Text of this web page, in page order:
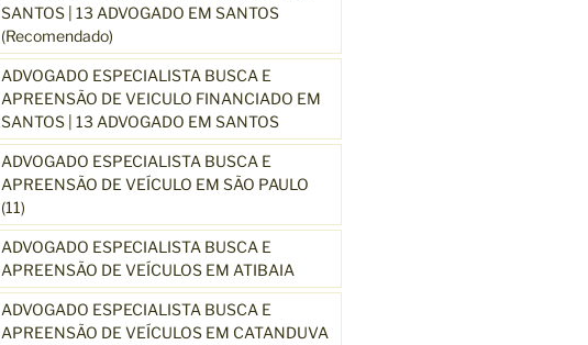
SANTOS | 13 ADVOGADO EM SANTOS
(Recomendado)
ADVOGADO ESPECIALISTA BUSCA E
APREENSÃO DE VEICULO FINANCIADO EM
SANTOS | 13 ADVOGADO EM SANTOS
ADVOGADO ESPECIALISTA BUSCA E
APREENSÃO DE VEÍCULO EM SÃO PAULO
(11)
ADVOGADO ESPECIALISTA BUSCA E
APREENSÃO DE VEÍCULOS EM ATIBAIA
ADVOGADO ESPECIALISTA BUSCA E
APREENSÃO DE VEÍCULOS EM CATANDUVA